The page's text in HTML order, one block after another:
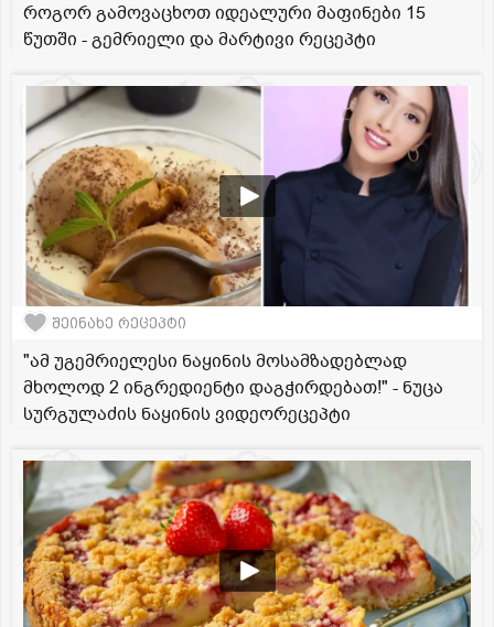
როგორ გამოვაცხოთ იდეალური მაფინები 15
წუთში - გემრიელი და მარტივი რეცეპტი
შეინახე რეცეპტი
"ამ უგემრიელესი ნაყინის მოსამზადებლად
მხოლოდ 2 ინგრედიენტი დაგჭირდებათ!" - ნუცა
სურგულაძის ნაყინის ვიდეორეცეპტი